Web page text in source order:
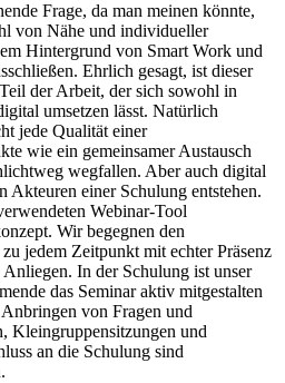
Frage, da man meinen könnte,
von Nähe und individueller
Hintergrund von Smart Work und
Ehrlich gesagt, ist dieser
der Arbeit, der sich sowohl in
umsetzen lässt. Natürlich
jede Qualität einer
wie ein gemeinsamer Austausch
wegfallen. Aber auch digital
Akteuren einer Schulung entstehen.
Webinar-Tool
Wir begegnen den
jedem Zeitpunkt mit echter Präsenz
In der Schulung ist unser
das Seminar aktiv mitgestalten
von Fragen und
Kleingruppensitzungen und
an die Schulung sind